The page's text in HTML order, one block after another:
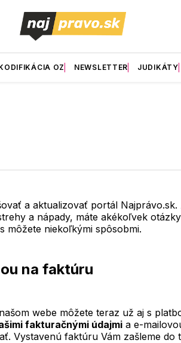
OZ NEWSLETTER JUDIKÁTY
a aktualizovať portál
a nápady, máte akékoľvek
môžete niekoľkými spôsobmi.
na faktúru
webe môžete teraz už aj s
fakturačnými údajmi a e-
Vystavenú faktúru Vám zašleme